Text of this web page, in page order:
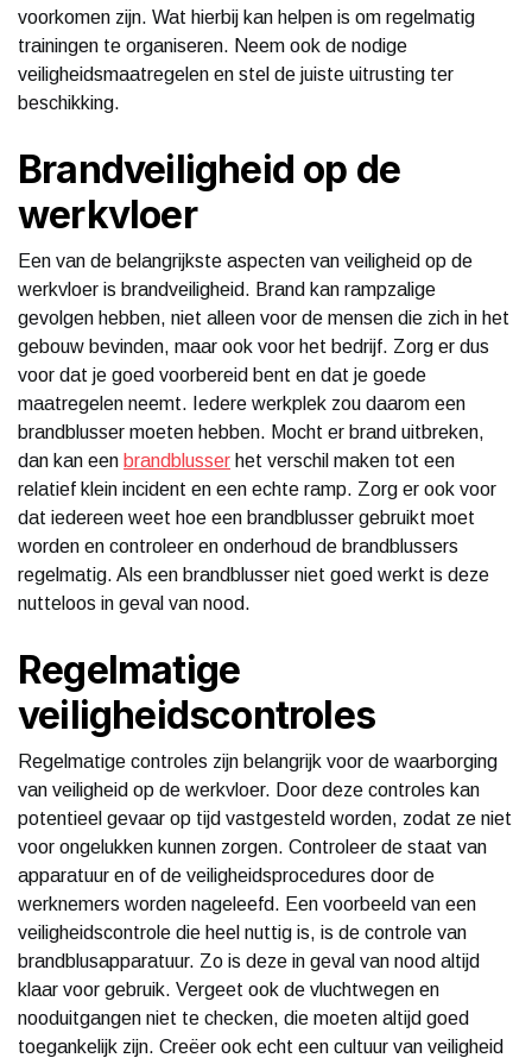
voorkomen zijn. Wat hierbij kan helpen is om regelmatig
trainingen te organiseren. Neem ook de nodige
veiligheidsmaatregelen en stel de juiste uitrusting ter
beschikking.
Brandveiligheid op de
werkvloer
Een van de belangrijkste aspecten van veiligheid op de
werkvloer is brandveiligheid. Brand kan rampzalige
gevolgen hebben, niet alleen voor de mensen die zich in het
gebouw bevinden, maar ook voor het bedrijf. Zorg er dus
voor dat je goed voorbereid bent en dat je goede
maatregelen neemt. Iedere werkplek zou daarom een
brandblusser moeten hebben. Mocht er brand uitbreken,
dan kan een brandblusser het verschil maken tot een
relatief klein incident en een echte ramp. Zorg er ook voor
dat iedereen weet hoe een brandblusser gebruikt moet
worden en controleer en onderhoud de brandblussers
regelmatig. Als een brandblusser niet goed werkt is deze
nutteloos in geval van nood.
Regelmatige
veiligheidscontroles
Regelmatige controles zijn belangrijk voor de waarborging
van veiligheid op de werkvloer. Door deze controles kan
potentieel gevaar op tijd vastgesteld worden, zodat ze niet
voor ongelukken kunnen zorgen. Controleer de staat van
apparatuur en of de veiligheidsprocedures door de
werknemers worden nageleefd. Een voorbeeld van een
veiligheidscontrole die heel nuttig is, is de controle van
brandblusapparatuur. Zo is deze in geval van nood altijd
klaar voor gebruik. Vergeet ook de vluchtwegen en
nooduitgangen niet te checken, die moeten altijd goed
toegankelijk zijn. Creëer ook echt een cultuur van veiligheid